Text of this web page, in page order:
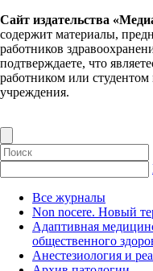
Сайт издательства
содержит материалы,
работников
подтверждаете, что
работником или студентом
учреждения.
Все журналы
Non nocere. Новый
Адаптивная
общественного
Анестезиология и